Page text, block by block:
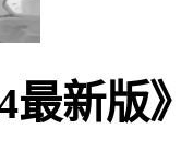
最新版